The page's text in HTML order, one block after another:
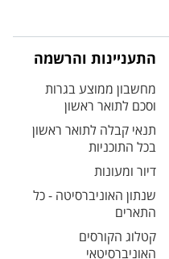
התעניינות והרשמה
מחשבון ממוצע בגרות
וסכם לתואר ראשון
תנאי קבלה לתואר ראשון
בכל התוכניות
דיור ומעונות
שנתון האוניברסיטה - כל
התארים
קטלוג הקורסים
האוניברסיטאי